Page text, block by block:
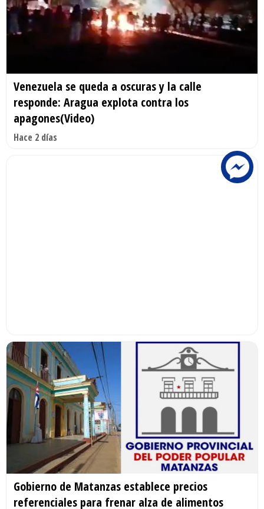
Venezuela se queda a oscuras y la calle
responde: Aragua explota contra los
apagones(Video)
Hace 2 días
Gobierno de Matanzas establece precios
referenciales para frenar alza de alimentos